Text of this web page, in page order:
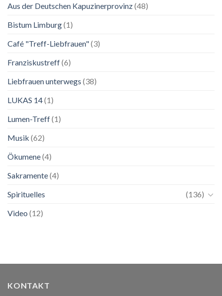
Ausstellung
Aus der Deutschen Kapuzinerprovinz(48)
Bistum Limburg(1)
Café "Treff-Liebfrauen"(3)
Franziskustreff(6)
Liebfrauen unterwegs (38)
LUKAS 14(1)
Lumen-Treff(1)
Musik (62)
Ökumene(4)
Sakramente(4)
Spirituelles
(136)
Video (12)
KONTAKT